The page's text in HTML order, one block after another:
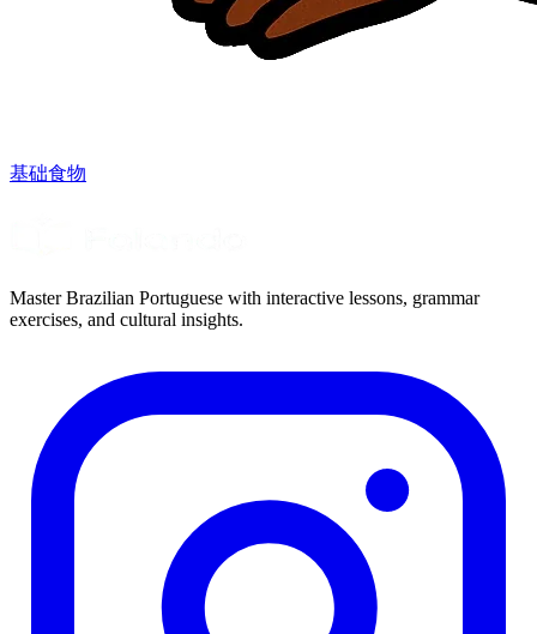
基础食物
Master Brazilian Portuguese with interactive lessons, grammar
exercises, and cultural insights.